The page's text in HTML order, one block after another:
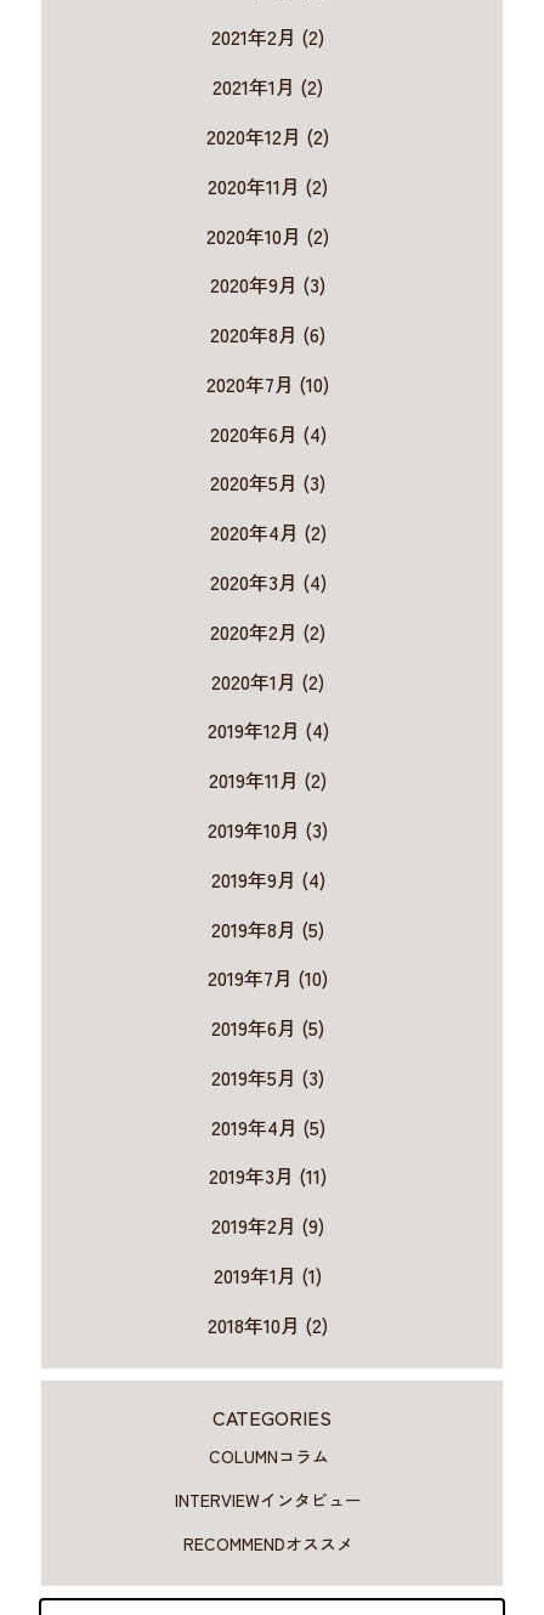
2021年2月 (2)
2021年1月 (2)
2020年12月 (2)
2020年11月 (2)
2020年10月 (2)
2020年9月 (3)
2020年8月 (6)
2020年7月 (10)
2020年6月 (4)
2020年5月 (3)
2020年4月 (2)
2020年3月 (4)
2020年2月 (2)
2020年1月 (2)
2019年12月 (4)
2019年11月 (2)
2019年10月 (3)
2019年9月 (4)
2019年8月 (5)
2019年7月 (10)
2019年6月 (5)
2019年5月 (3)
2019年4月 (5)
2019年3月 (11)
2019年2月 (9)
2019年1月 (1)
2018年10月 (2)
CATEGORIES
COLUMNコラム
INTERVIEWインタビュー
RECOMMENDオススメ